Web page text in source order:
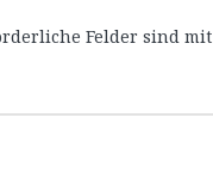
Felder sind mit